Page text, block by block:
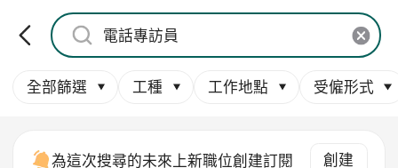
全部篩選 工種 工作地點 受僱形式
為這次搜尋的未來上新職位創建訂閱 創建